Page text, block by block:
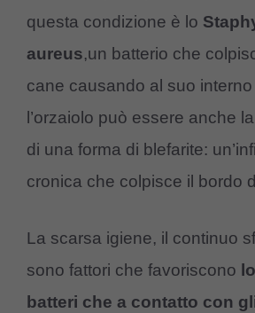
questa condizione è lo
aureus,un batterio che
cane causando al suo interno
l’orzaiolo può essere anche
di una forma di blefarite:
cronica che colpisce il bordo
La scarsa igiene, il continuo
sono fattori che favoriscono
batteri che a contatto con